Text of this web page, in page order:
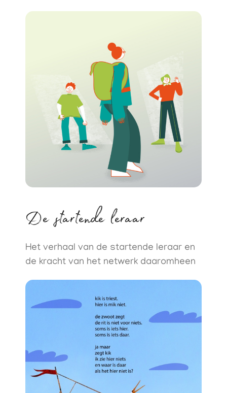
De startende leraar
Het verhaal van de startende leraar en
de kracht van het netwerk daaromheen